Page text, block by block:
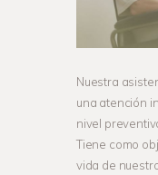
Nuestra
una atención
nivel
Tiene como
vida de